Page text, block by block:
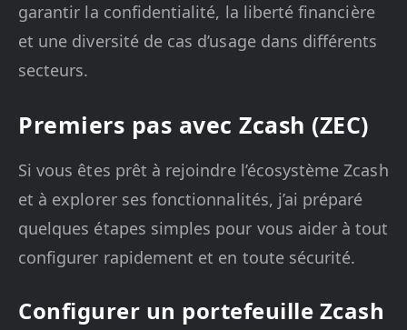
garantir la confidentialité, la liberté financière
et une diversité de cas d’usage dans différents
secteurs.
Premiers pas avec Zcash (ZEC)
Si vous êtes prêt à rejoindre l’écosystème Zcash
et à explorer ses fonctionnalités, j’ai préparé
quelques étapes simples pour vous aider à tout
configurer rapidement et en toute sécurité.
Configurer un portefeuille Zcash